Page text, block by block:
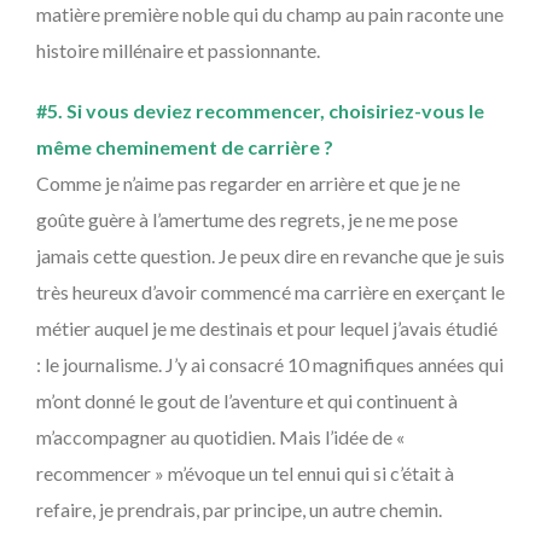
matière première noble qui du champ au pain raconte une
histoire millénaire et passionnante.
#5. Si vous deviez recommencer, choisiriez-vous le
même cheminement de carrière ?
Comme je n’aime pas regarder en arrière et que je ne
goûte guère à l’amertume des regrets, je ne me pose
jamais cette question. Je peux dire en revanche que je suis
très heureux d’avoir commencé ma carrière en exerçant le
métier auquel je me destinais et pour lequel j’avais étudié
: le journalisme. J’y ai consacré 10 magnifiques années qui
m’ont donné le gout de l’aventure et qui continuent à
m’accompagner au quotidien. Mais l’idée de «
recommencer » m’évoque un tel ennui qui si c’était à
refaire, je prendrais, par principe, un autre chemin.